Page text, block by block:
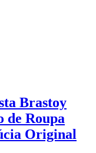
Brastoy
de Roupa
Original